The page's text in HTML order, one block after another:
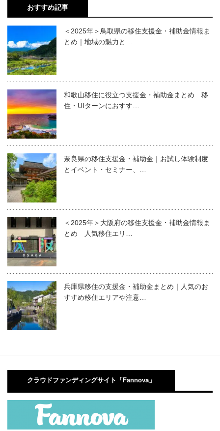
おすすめ記事
＜2025年＞鳥取県の移住支援金・補助金情報ま
とめ｜地域の魅力と…
和歌山移住に役立つ支援金・補助金まとめ 移
住・UIターンにおすす…
奈良県の移住支援金・補助金｜お試し体験制度
とイベント・セミナー、…
＜2025年＞大阪府の移住支援金・補助金情報ま
とめ 人気移住エリ…
兵庫県移住の支援金・補助金まとめ｜人気のお
すすめ移住エリアや注意…
クラウドファンディングサイト「Fannova」